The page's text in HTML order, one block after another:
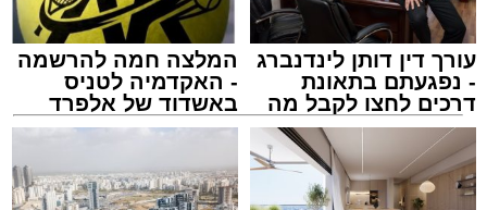
עורך דין דותן לינדנברג
- נפגעתם בתאונת
דרכים לחצו לקבל מה
שמגיע לכם
המלצה חמה להרשמה
- האקדמיה לטניס
באשדוד של אלפרד
קריאולנסקי - לילדים